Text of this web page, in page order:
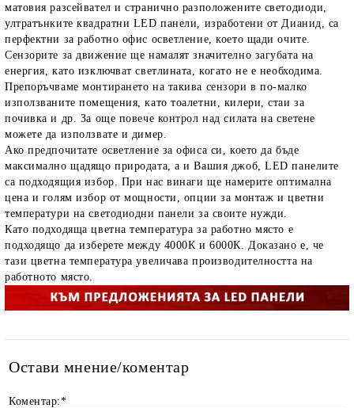
матовия разсейвател и странично разположените светодиоди,
ултратънките квадратни LED панели, изработени от Дианид, са
перфектни за работно офис осветление, което щади очите.
Сензорите за движение ще намалят значително загубата на
енергия, като изключват светлината, когато не е необходима.
Препоръчваме монтирането на такива сензори в по-малко
използваните помещения, като тоалетни, килери, стаи за
почивка и др. За още повече контрол над силата на светене
можете да използвате и димер.
Ако предпочитате осветление за офиса си, което да бъде
максимално щадящо природата, а и Вашия джоб, LED панелите
са подходящия избор. При нас винаги ще намерите оптимална
цена и голям избор от мощности, опции за монтаж и цветни
температури на светодиодни панели за своите нужди.
Като подходяща цветна температура за работно място е
подходящо да изберете между 4000К и 6000К. Доказано е, че
тази цветна температура увеличава производителността на
работното място.
Остави мнение/коментар
Коментар:*